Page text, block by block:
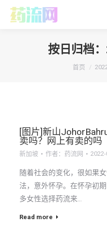
按日归档：
你在这里
首页
[图片]新山
卖吗？网上有卖的吗
新加坡 作者： 药流网
随着社会的变化，很如果
法，意外怀孕。在怀孕初
多女性选择药流来…
Read more